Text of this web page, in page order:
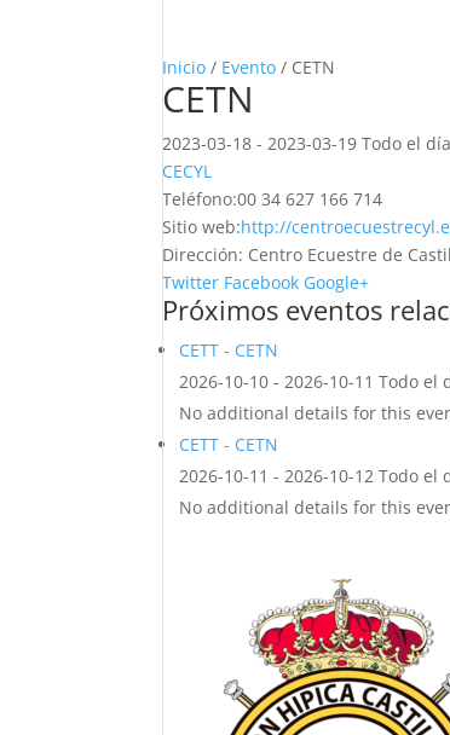
Inicio / Evento / CETN
CETN
2023-03-18 - 2023-03-19 Todo el día
CECYL
Teléfono:00 34 627 166 714
Sitio web:http://
Dirección: Centro Ecuestre de
Twitter Facebook Google+
Próximos eventos
CETT - CETN
2026-10-10 - 2026-10-11 Todo el
No additional details for this
CETT - CETN
2026-10-11 - 2026-10-12 Todo el
No additional details for this